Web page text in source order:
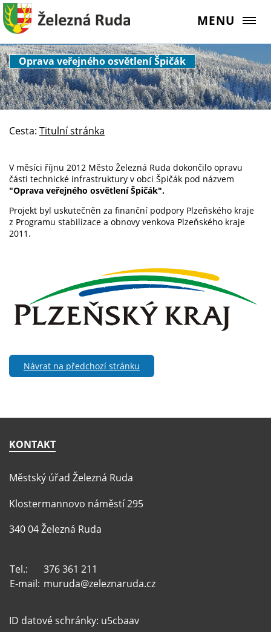
MENU
Oprava veřejného osvětlení Špičák
Cesta: Titulní stránka
V měsíci říjnu 2012 Město Železná Ruda dokončilo opravu
části technické infrastruktury v obci Špičák pod názvem
"Oprava veřejného osvětlení Špičák".
Projekt byl uskutečněn za finanční podpory Plzeňského kraje
z Programu stabilizace a obnovy venkova Plzeňského kraje
2011.
Návrat na předchozí stránku
KONTAKT
Městský úřad Železná Ruda
Klostermannovo náměstí 295
340 04 Železná Ruda
Tel.:
376 361 211
E-mail: muruda@zeleznaruda.cz
ID datové schránky: u5cbaav